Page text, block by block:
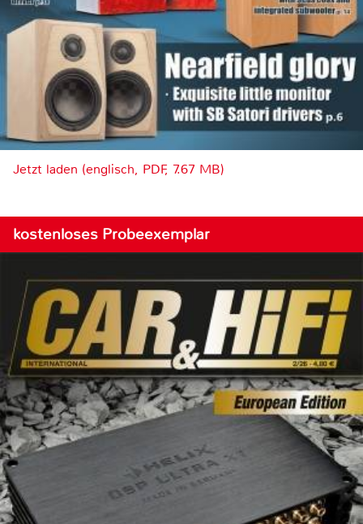
Jetzt laden (englisch, PDF, 7.67 MB)
kostenloses Probeexemplar